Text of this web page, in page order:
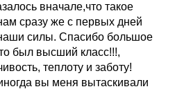
вначале,что такое
сразу же с первых дней
силы. Спасибо большое
был высший класс!!!,
теплоту и заботу!
вы меня вытаскивали